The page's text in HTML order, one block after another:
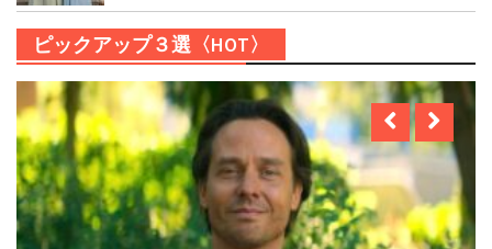
ピックアップ３選〈HOT〉